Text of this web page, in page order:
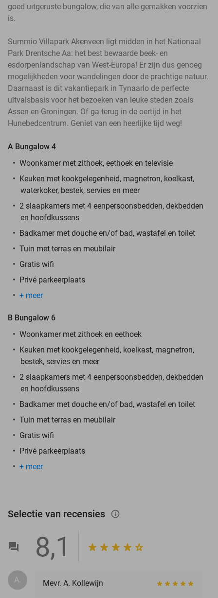
goed uitgeruste bungalow, die van alle gemakken voorzien
is.
Summio Villapark Akenveen ligt midden in het Nationaal
Park Drentsche Aa: het best bewaarde beek- en
esdorpenlandschap van West-Europa! Er zijn dus genoeg
mogelijkheden voor wandelingen door de prachtige natuur.
Daarnaast is dit vakantiepark in Tynaarlo de perfecte
uitvalsbasis voor het bezoeken van leuke steden zoals
Assen en Groningen. Of ga terug in de oertijd in het
Hunebedcentrum. Geniet van een heerlijke tijd weg!
A Bungalow 4
Woonkamer met zithoek, eethoek en televisie
Keuken met kookgelegenheid, magnetron, koelkast,
waterkoker, bestek, servies en meer
2 slaapkamers met 4 eenpersoonsbedden, dekbedden
en hoofdkussens
Badkamer met douche en/of bad, wastafel en toilet
Tuin met terras en meubilair
Gratis wifi
Privé parkeerplaats
+ meer
B Bungalow 6
Woonkamer met zithoek en eethoek
Keuken met kookgelegenheid, koelkast, magnetron,
bestek, servies en meer
2 slaapkamers met 4 eenpersoonsbedden, dekbedden
en hoofdkussens
Badkamer met douche en/of bad, wastafel en toilet
Tuin met terras en meubilair
Gratis wifi
Privé parkeerplaats
+ meer
Selectie van recensies info_outlined
8,1
A. Mevr. A. Kollewijn